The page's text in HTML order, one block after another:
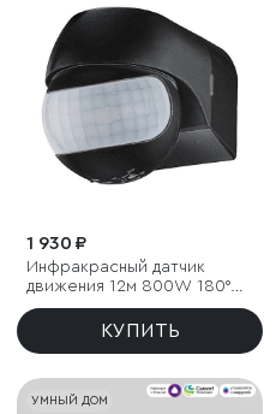
1 930 ₽
Инфракрасный датчик
движения 12м 800W 180°
IP54 черный
КУПИТЬ
УМНЫЙ ДОМ